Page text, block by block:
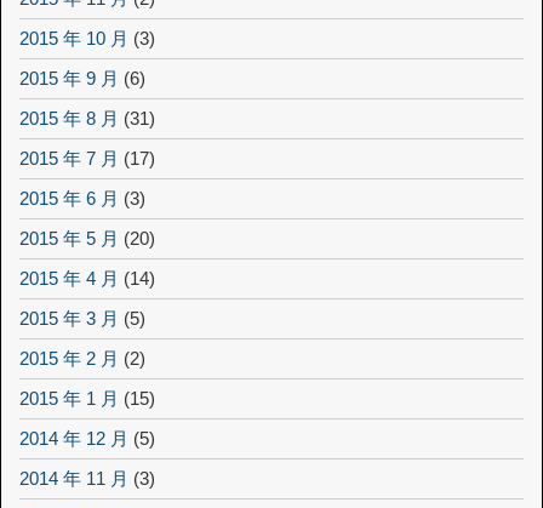
2015 年 10 月 (3)
2015 年 9 月 (6)
2015 年 8 月 (31)
2015 年 7 月 (17)
2015 年 6 月 (3)
2015 年 5 月 (20)
2015 年 4 月 (14)
2015 年 3 月 (5)
2015 年 2 月 (2)
2015 年 1 月 (15)
2014 年 12 月 (5)
2014 年 11 月 (3)